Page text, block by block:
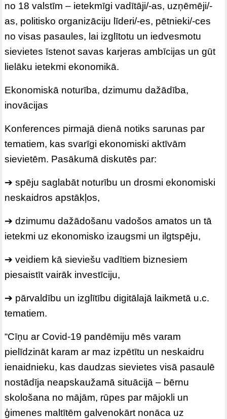
no 18 valstīm – ietekmīgi vadītāji/-as, uzņēmēji/-
as, politisko organizāciju līderi/-es, pētnieki/-ces
no visas pasaules, lai izglītotu un iedvesmotu
sievietes īstenot savas karjeras ambīcijas un gūt
lielāku ietekmi ekonomikā.
Ekonomiskā noturība, dzimumu dažādība,
inovācijas
Konferences pirmajā dienā notiks sarunas par
tematiem, kas svarīgi ekonomiski aktīvām
sievietēm. Pasākumā diskutēs par:
➔ spēju saglabāt noturību un drosmi ekonomiski
neskaidros apstākļos,
➔ dzimumu dažādošanu vadošos amatos un tā
ietekmi uz ekonomisko izaugsmi un ilgtspēju,
➔ veidiem kā sieviešu vadītiem biznesiem
piesaistīt vairāk investīciju,
➔ pārvaldību un izglītību digitālajā laikmetā u.c.
tematiem.
“Cīņu ar Covid-19 pandēmiju mēs varam
pielīdzināt karam ar maz izpētītu un neskaidru
ienaidnieku, kas daudzas sievietes visā pasaulē
nostādīja neapskaužamā situācijā – bērnu
skološana no mājām, rūpes par mājokli un
ģimenes maltītēm galvenokārt nonāca uz